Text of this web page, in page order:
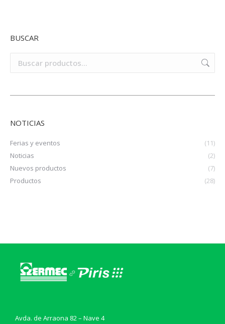
BUSCAR
NOTICIAS
Ferias y eventos
(11)
Noticias
(2)
Nuevos productos
(7)
Productos
(28)
Avda. de Arraona 82 – Nave 4